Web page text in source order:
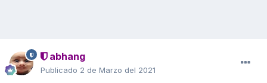
abhang
Publicado 2 de Marzo del 2021